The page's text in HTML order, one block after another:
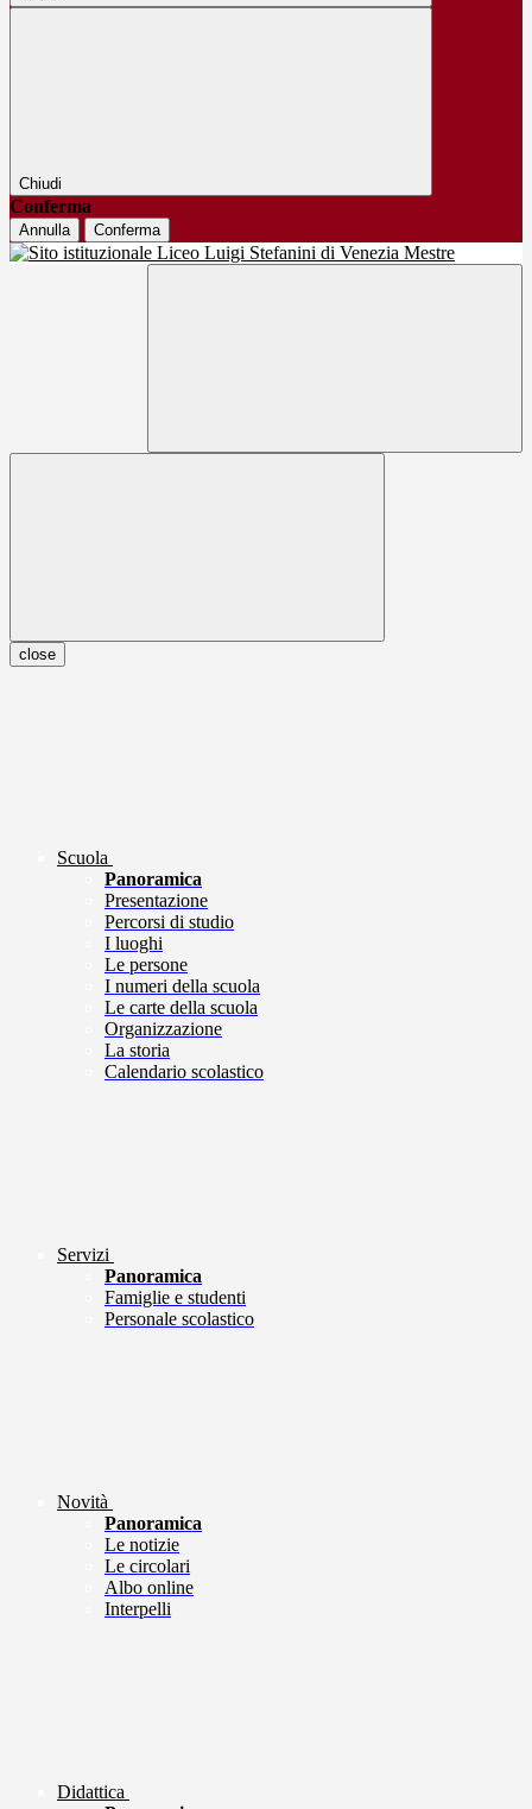
Chiudi
Conferma
Annulla Conferma
close
Scuola
Panoramica
Presentazione
Percorsi di studio
I luoghi
Le persone
I numeri della scuola
Le carte della scuola
Organizzazione
La storia
Calendario scolastico
Servizi
Panoramica
Famiglie e studenti
Personale scolastico
Novità
Panoramica
Le notizie
Le circolari
Albo online
Interpelli
Didattica